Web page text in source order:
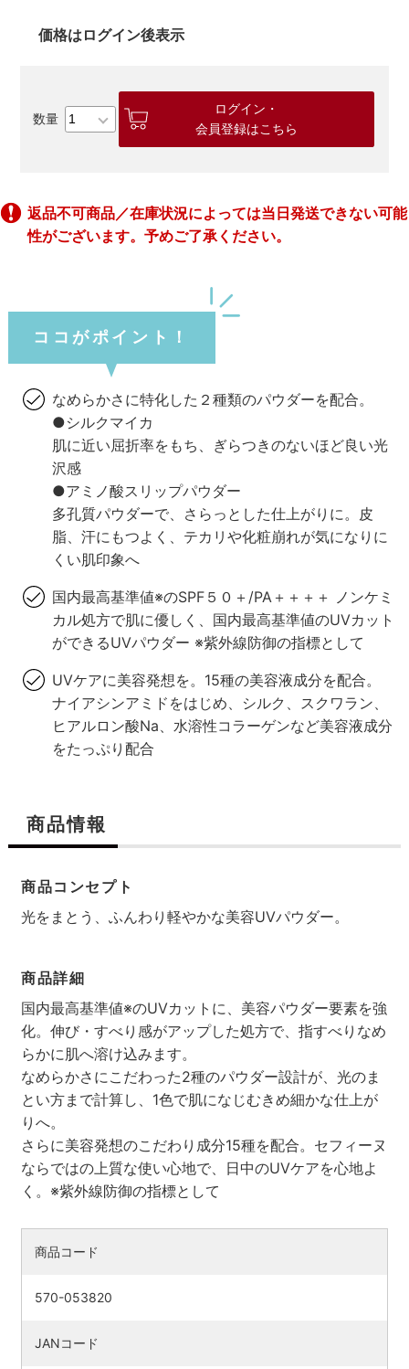
価格はログイン後表示
ログイン・
会員登録はこちら
返品不可商品／在庫状況によっては当日発送できない可能
性がございます。予めご了承ください。
ココがポイント！
なめらかさに特化した２種類のパウダーを配合。
●シルクマイカ
肌に近い屈折率をもち、ぎらつきのないほど良い光
沢感
●アミノ酸スリップパウダー
多孔質パウダーで、さらっとした仕上がりに。皮
脂、汗にもつよく、テカリや化粧崩れが気になりに
くい肌印象へ
国内最高基準値※のSPF５０＋/PA＋＋＋＋ ノンケミ
カル処方で肌に優しく、国内最高基準値のUVカット
ができるUVパウダー ※紫外線防御の指標として
UVケアに美容発想を。15種の美容液成分を配合。
ナイアシンアミドをはじめ、シルク、スクワラン、
ヒアルロン酸Na、水溶性コラーゲンなど美容液成分
をたっぷり配合
商品情報
商品コンセプト
光をまとう、ふんわり軽やかな美容UVパウダー。
商品詳細
国内最高基準値※のUVカットに、美容パウダー要素を強
化。伸び・すべり感がアップした処方で、指すべりなめ
らかに肌へ溶け込みます。
なめらかさにこだわった2種のパウダー設計が、光のま
とい方まで計算し、1色で肌になじむきめ細かな仕上が
りへ。
さらに美容発想のこだわり成分15種を配合。セフィーヌ
ならではの上質な使い心地で、日中のUVケアを心地よ
く。※紫外線防御の指標として
商品コード
570-053820
JANコード